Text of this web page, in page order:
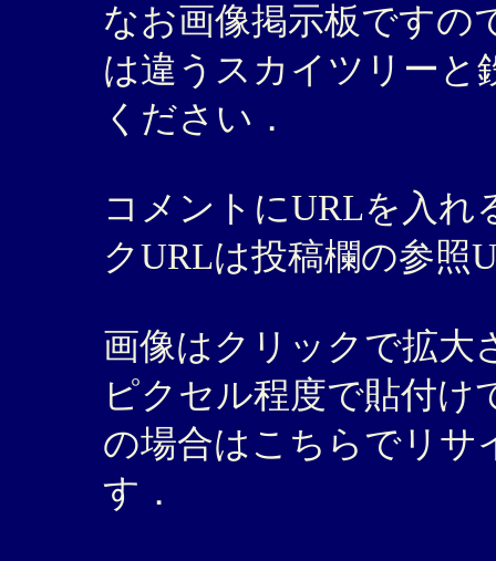
なお画像掲示板ですの
は違うスカイツリーと
ください．
コメントにURLを入
クURLは投稿欄の参照
画像はクリックで拡大
ピクセル程度で貼付け
の場合はこちらでリサ
す．